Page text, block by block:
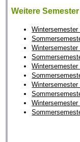
Weitere Semester
Wintersemester
Wintersemester
Wintersemester
Wintersemester
Wintersemester